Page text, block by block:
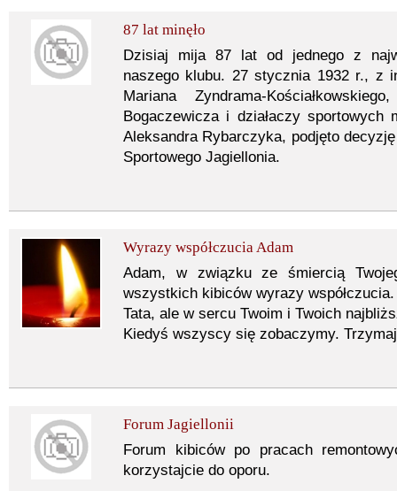
87 lat minęło
Dzisiaj mija 87 lat od jednego z
naszego klubu. 27 stycznia 1932 r., z
Mariana Zyndrama-
Bogaczewicza i działaczy sportowych
Aleksandra Rybarczyka, podjęto
Sportowego Jagiellonia.
Wyrazy współczucia Adam
Adam, w związku ze śmiercią
wszystkich kibiców wyrazy
Tata, ale w sercu Twoim i Twoich
Kiedyś wszyscy się zobaczymy.
Forum Jagiellonii
Forum kibiców po pracach
korzystajcie do oporu.